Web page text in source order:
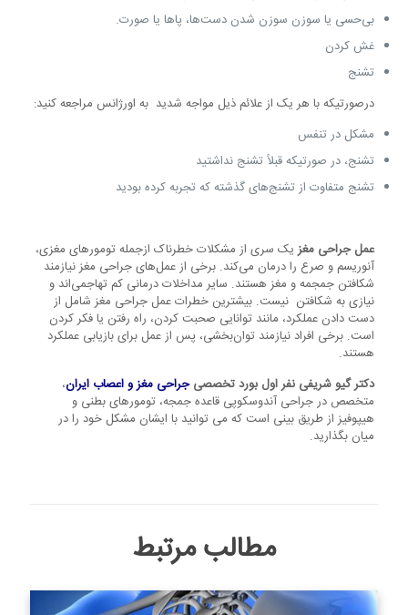
بی‌حسی یا سوزن سوزن شدن دست‌ها، پاها یا صورت.
غش کردن
تشنج
درصورتیکه با هر یک از علائم ذیل مواجه شدید به اورژانس مراجعه کنید:
مشکل در تنفس
تشنج، در صورتیکه قبلاً تشنج نداشتید
تشنج متفاوت از تشنج‌های گذشته که تجربه کرده بودید
عمل جراحی مغزیک سری از مشکلات خطرناک ازجمله تومورهای مغزی،
آنوریسم و صرع را درمان می‌کند. برخی از عمل‌های جراحی مغز نیازمند
شکافتن جمجمه و مغز هستند. سایر مداخلات درمانی کم تهاجمی‌اند و
نیازی به شکافتن نیست. بیشترین خطرات عمل جراحی مغز شامل از
دست دادن عملکرد، مانند توانایی صحبت کردن، راه رفتن یا فکر کردن
است. برخی افراد نیازمند توان‌بخشی، پس از عمل برای بازیابی عملکرد
هستند.
دکتر گیو شریفی نفر اول بورد تخصصیجراحی مغز و اعصاب ایران،
متخصص در جراحی آندوسکوپی قاعده جمجه، تومورهای بطنی و
هیپوفیز از طریق بینی است که می توانید با ایشان مشکل خود را در
میان بگذارید.
مطالب مرتبط